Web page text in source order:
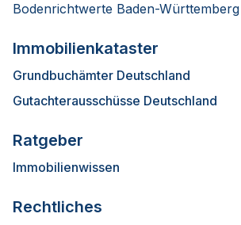
Bodenrichtwerte Baden-Württemberg
Immobilienkataster
Grundbuchämter Deutschland
Gutachterausschüsse Deutschland
Ratgeber
Immobilienwissen
Rechtliches